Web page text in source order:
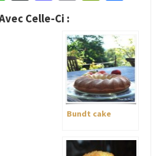
Celle-Ci :
Bundt cake